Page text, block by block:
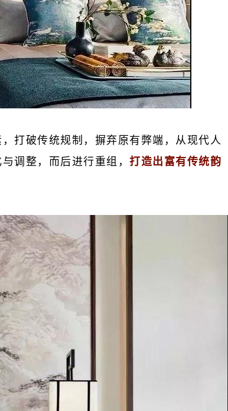
打破传统规制，摒弃原有弊端，从现代人
调整，而后进行重组， 打造出富有传统韵